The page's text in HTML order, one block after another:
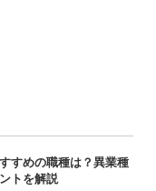
すめの職種は？異業種
トを解説